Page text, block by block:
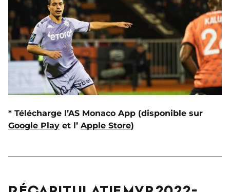
* Télécharge l’AS Monaco App (disponible sur
Google Play et l’ Apple Store)